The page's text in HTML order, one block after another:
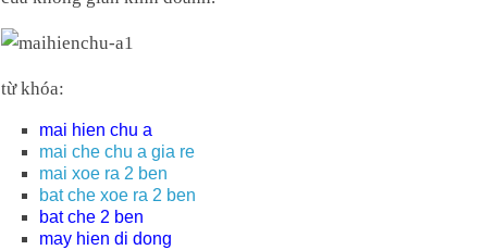
từ khóa:
mai hien chu a
mai che chu a gia re
mai xoe ra 2 ben
bat che xoe ra 2 ben
bat che 2 ben
may hien di dong